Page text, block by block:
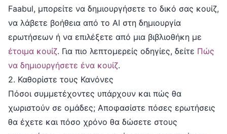
Faabul, μπορείτε να δημιουργήσετε το δικό σας κουίζ,
να λάβετε βοήθεια από το AI στη δημιουργία
ερωτήσεων ή να επιλέξετε από μια βιβλιοθήκη με
έτοιμα κουίζ. Για πιο λεπτομερείς οδηγίες, δείτε Πώς
να δημιουργήσετε ένα κουίζ.
2. Καθορίστε τους Κανόνες
Πόσοι συμμετέχοντες υπάρχουν και πώς θα
χωριστούν σε ομάδες; Αποφασίστε πόσες ερωτήσεις
θα έχετε και πόσο χρόνο θα δώσετε στους